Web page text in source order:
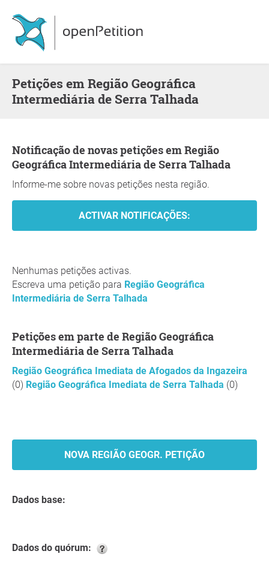
Petições em Região Geográfica
Intermediária de Serra Talhada
Notificação de novas petições em Região
Geográfica Intermediária de Serra Talhada
Informe-me sobre novas petições nesta região.
Nenhumas petições activas.
Escreva uma petição para Região Geográfica
Intermediária de Serra Talhada
Petições em parte de Região Geográfica
Intermediária de Serra Talhada
Região Geográfica Imediata de Afogados da Ingazeira
(0) Região Geográfica Imediata de Serra Talhada (0)
NOVA REGIÃO GEOGR. PETIÇÃO
Dados base:
Dados do quórum: